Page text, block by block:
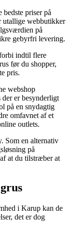
priser på
utallige webbutikker
på
gebyrfri levering.
indtil flere
før du shopper,
pris.
webshop
er besynderligt
på en snydagtig
omfavnet af et
outlets.
Som en alternativ
på
at du tilstræber at
i Karup kan de
det er dog